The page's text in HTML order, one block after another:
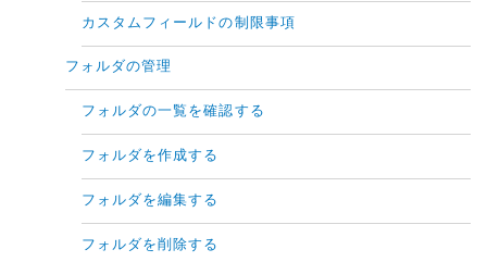
カスタムフィールドの制限事項
フォルダの管理
フォルダの一覧を確認する
フォルダを作成する
フォルダを編集する
フォルダを削除する